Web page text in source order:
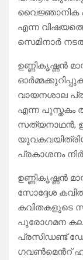
വൈജ്ഞാനിക
എന്ന
സെമിനാർ
ഉണ്ണികൃഷ്ണൻ
വായനശാല
എന്ന പുസ്തകം
സത്യനാഥൻ,
പ്രകാശനം
ഉണ്ണികൃഷ്ണൻ
സോദ്ദേശ
കവിതകളുടെ
പുരോഗമന
പ്രസിഡണ്ട് ഡോ.
ഗവൺമെൻറ്